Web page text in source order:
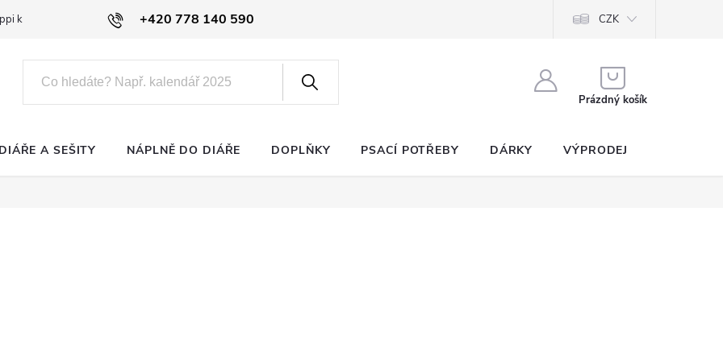
+420 778 140 590
klub CZK
KOŠÍK
Prázdný košík
DIÁŘE A SEŠITY NÁPLNĚ DO DIÁŘE DOPLŇKY PSACÍ POTŘEBY DÁRKY VÝPRODEJ